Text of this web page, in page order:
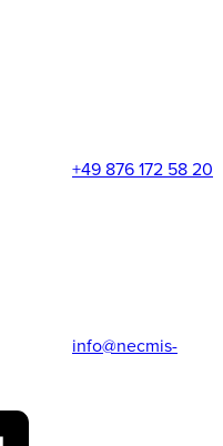
+49 876 172 58 20
info@necmis-